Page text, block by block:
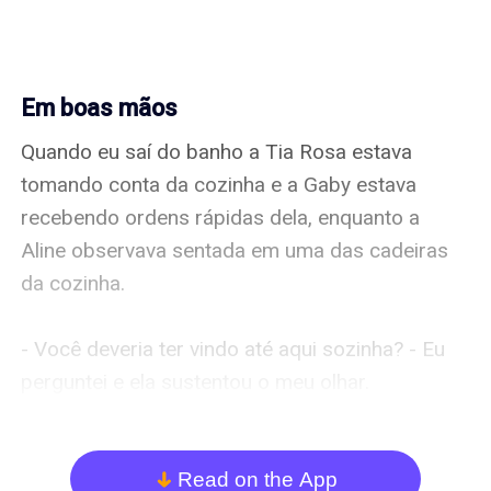
Em boas mãos
Quando eu saí do banho a Tia Rosa estava
tomando conta da cozinha e a Gaby estava
recebendo ordens rápidas dela, enquanto a
Aline observava sentada em uma das cadeiras
da cozinha.
- Você deveria ter vindo até aqui sozinha? - Eu
- Estou dolorida, não com as pernas
impossibilitadas! - A Tia Rosa parou o
arrow_down Read on the App